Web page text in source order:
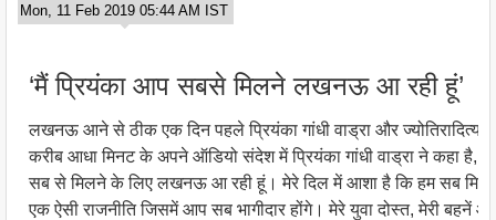
Mon, 11 Feb 2019 05:44 AM IST
‘मैं प्रियंका आप सबसे मिलने लखनऊ आ रही हूं’
लखनऊ आने से ठीक एक दिन पहले प्रियंका गांधी वाड्रा और ज्योतिरादित्य
करीब आधा मिनट के अपने ऑडियो संदेश में प्रियंका गांधी वाड्रा ने कहा है, ‘मैं
सब से मिलने के लिए लखनऊ आ रही हूं। मेरे दिल में आशा है कि हम सब
एक ऐसी राजनीति जिसमें आप सब भागीदार होंगे। मेरे युवा दोस्त, मेरी